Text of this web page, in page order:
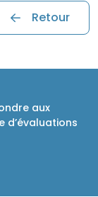
Retour
aux
d’évaluations